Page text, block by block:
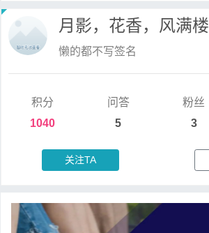
月影，花香，风满楼
懒的都不写签名
积分
1040
问答
5
粉丝
3
关注TA